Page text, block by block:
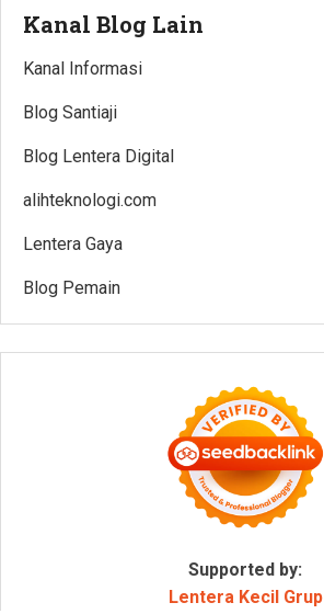
Kanal Blog Lain
Kanal Informasi
Blog Santiaji
Blog Lentera Digital
alihteknologi.com
Lentera Gaya
Blog Pemain
Supported by:
Lentera Kecil Grup